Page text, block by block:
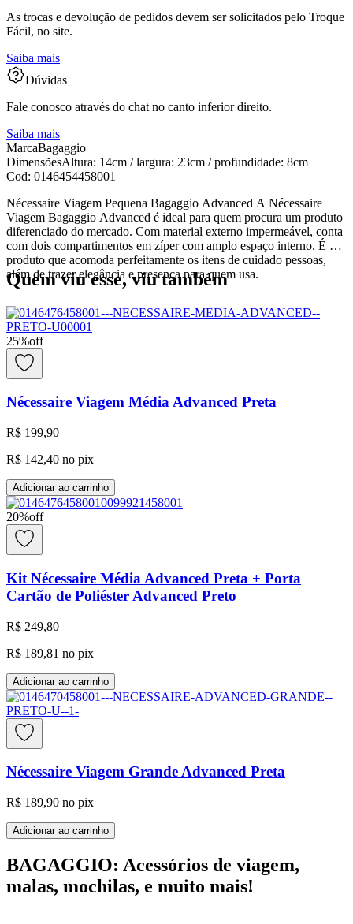
As trocas e devolução de pedidos devem ser solicitados pelo Troque
Fácil, no site.
Saiba mais
Dúvidas
Fale conosco através do chat no canto inferior direito.
Saiba mais
MarcaBagaggio
DimensõesAltura: 14cm / largura: 23cm / profundidade: 8cm
Cod: 0146454458001
Nécessaire Viagem Pequena Bagaggio Advanced A Nécessaire
Viagem Bagaggio Advanced é ideal para quem procura um produto
diferenciado do mercado. Com material externo impermeável, conta
com dois compartimentos em zíper com amplo espaço interno. É um
produto que acomoda perfeitamente os itens de cuidado pessoas,
além de trazer elegância e presença para quem usa.
Quem viu esse, viu também
25%off
Nécessaire Viagem Média Advanced Preta
R$ 199,90
R$ 142,40 no pix
Adicionar ao carrinho
20%off
Kit Nécessaire Média Advanced Preta + Porta
Cartão de Poliéster Advanced Preto
R$ 249,80
R$ 189,81 no pix
Adicionar ao carrinho
Nécessaire Viagem Grande Advanced Preta
R$ 189,90 no pix
Adicionar ao carrinho
BAGAGGIO: Acessórios de viagem,
malas, mochilas, e muito mais!